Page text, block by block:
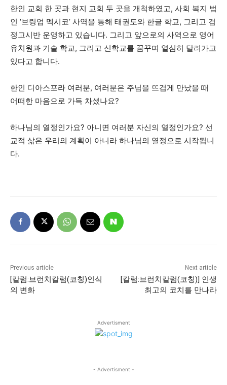
한인 교회 한 곳과 현지 교회 두 곳을 개척하였고, 사회 복지 법
인 ‘브링업 멕시코’ 사역을 통해 태권도와 한글 학교, 그리고 검
정고시반 운영하고 있습니다. 그리고 앞으로의 사역으로 영어
유치원과 기술 학교, 그리고 신학교를 꿈꾸며 열심히 달려가고
있다고 합니다.
한인 디아스포라 여러분, 여러분은 주님을 뜨겁게 만났을 때
어떠한 마음으로 가득 차셨나요?
하나님의 열정인가요? 아니면 여러분 자신의 열정인가요? 선
교적 삶은 우리의 계획이 아니라 하나님의 열정으로 시작됩니
다.
Previous article
[칼럼:브런치칼럼(코칭)인식
의 변화
Next article
[칼럼:브런치칼럼(코칭)] 인생
최고의 코치를 만나라
Advertisment
- Advertisment -